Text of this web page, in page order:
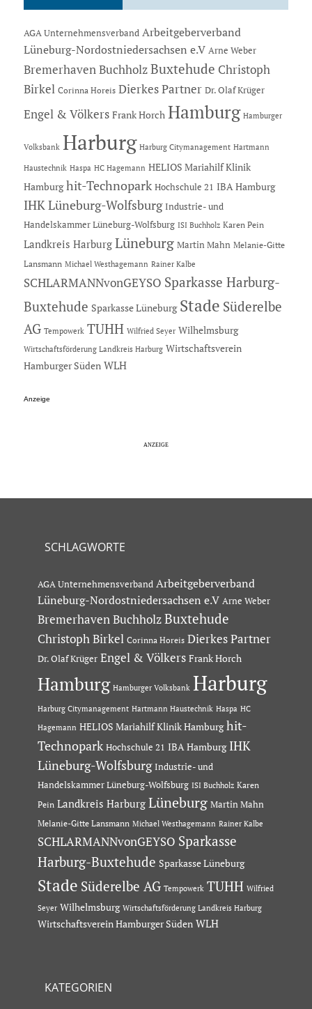
AGA Unternehmensverband Arbeitgeberverband
Lüneburg-Nordostniedersachsen e.V Arne Weber
Bremerhaven Buchholz Buxtehude Christoph
Birkel Corinna Horeis Dierkes Partner Dr. Olaf Krüger
Engel & Völkers Frank Horch Hamburg Hamburger
Volksbank Harburg Harburg Citymanagement Hartmann
Haustechnik Haspa HC Hagemann HELIOS Mariahilf Klinik
Hamburg hit-Technopark Hochschule 21 IBA Hamburg
IHK Lüneburg-Wolfsburg Industrie- und
Handelskammer Lüneburg-Wolfsburg ISI Buchholz Karen Pein
Landkreis Harburg Lüneburg Martin Mahn Melanie-Gitte
Lansmann Michael Westhagemann Rainer Kalbe
SCHLARMANNvonGEYSO Sparkasse Harburg-
Buxtehude Sparkasse Lüneburg Stade Süderelbe
AG Tempowerk TUHH Wilfried Seyer Wilhelmsburg
Wirtschaftsförderung Landkreis Harburg Wirtschaftsverein
Hamburger Süden WLH
Anzeige
SCHLAGWORTE
AGA Unternehmensverband Arbeitgeberverband
Lüneburg-Nordostniedersachsen e.V Arne Weber
Bremerhaven Buchholz Buxtehude
Christoph Birkel Corinna Horeis Dierkes Partner
Dr. Olaf Krüger Engel & Völkers Frank Horch
Hamburg Hamburger Volksbank Harburg
Harburg Citymanagement Hartmann Haustechnik Haspa HC
Hagemann HELIOS Mariahilf Klinik Hamburg hit-
Technopark Hochschule 21 IBA Hamburg IHK
Lüneburg-Wolfsburg Industrie- und
Handelskammer Lüneburg-Wolfsburg ISI Buchholz Karen
Pein Landkreis Harburg Lüneburg Martin Mahn
Melanie-Gitte Lansmann Michael Westhagemann Rainer Kalbe
SCHLARMANNvonGEYSO Sparkasse
Harburg-Buxtehude Sparkasse Lüneburg
Stade Süderelbe AG Tempowerk TUHH Wilfried
Seyer Wilhelmsburg Wirtschaftsförderung Landkreis Harburg
Wirtschaftsverein Hamburger Süden WLH
KATEGORIEN